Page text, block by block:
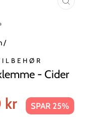
LUK
/
- Cider
kr SPAR 25%